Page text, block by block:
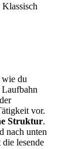
Klassisch
du
Laufbahn
vor.
Struktur.
nach unten
lesende